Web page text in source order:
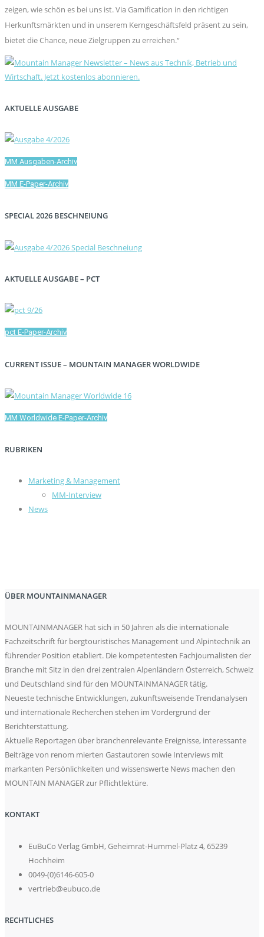
zeigen, wie schön es bei uns ist. Via Gamification in den richtigen
Herkunftsmärkten und in unserem Kerngeschäftsfeld präsent zu sein,
bietet die Chance, neue Zielgruppen zu erreichen.“
AKTUELLE AUSGABE
MM Ausgaben-Archiv
MM E-Paper-Archiv
SPECIAL 2026 BESCHNEIUNG
AKTUELLE AUSGABE – PCT
pct E-Paper-Archiv
CURRENT ISSUE – MOUNTAIN MANAGER WORLDWIDE
MM Worldwide E-Paper-Archiv
RUBRIKEN
Marketing & Management
MM-Interview
News
ÜBER MOUNTAINMANAGER
MOUNTAINMANAGER hat sich in 50 Jahren als die internationale
Fachzeitschrift für bergtouristisches Management und Alpintechnik an
führender Position etabliert. Die kompetentesten Fachjournalisten der
Branche mit Sitz in den drei zentralen Alpenländern Österreich, Schweiz
und Deutschland sind für den MOUNTAINMANAGER tätig.
Neueste technische Entwicklungen, zukunftsweisende Trendanalysen
und internationale Recherchen stehen im Vordergrund der
Berichterstattung.
Aktuelle Reportagen über branchenrelevante Ereignisse, interessante
Beiträge von renom mierten Gastautoren sowie Interviews mit
markanten Persönlichkeiten und wissenswerte News machen den
MOUNTAIN MANAGER zur Pflichtlektüre.
KONTAKT
EuBuCo Verlag GmbH, Geheimrat-Hummel-Platz 4, 65239
Hochheim
0049-(0)6146-605-0
vertrieb@eubuco.de
RECHTLICHES